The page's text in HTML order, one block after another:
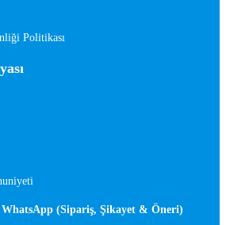
Politikası
(Sipariş, Şikayet & Öneri)